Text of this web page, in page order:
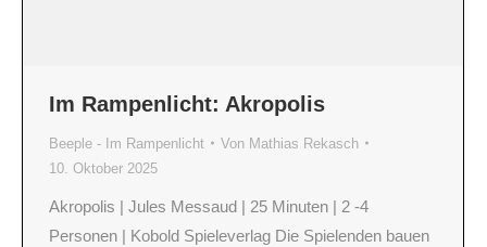
Im Rampenlicht: Akropolis
Beeple - Im Rampenlicht Von Mathias Rekasch
10. Oktober 2025
Akropolis | Jules Messaud | 25 Minuten | 2 -4
Personen | Kobold Spieleverlag Die Spielenden bauen